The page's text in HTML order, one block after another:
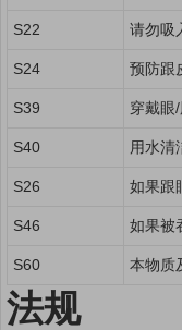
S22 请勿吸
S24 预防跟
S39 穿戴眼/
S40 用水清
S26 如果跟
S46 如果被
S60 本物质
法规